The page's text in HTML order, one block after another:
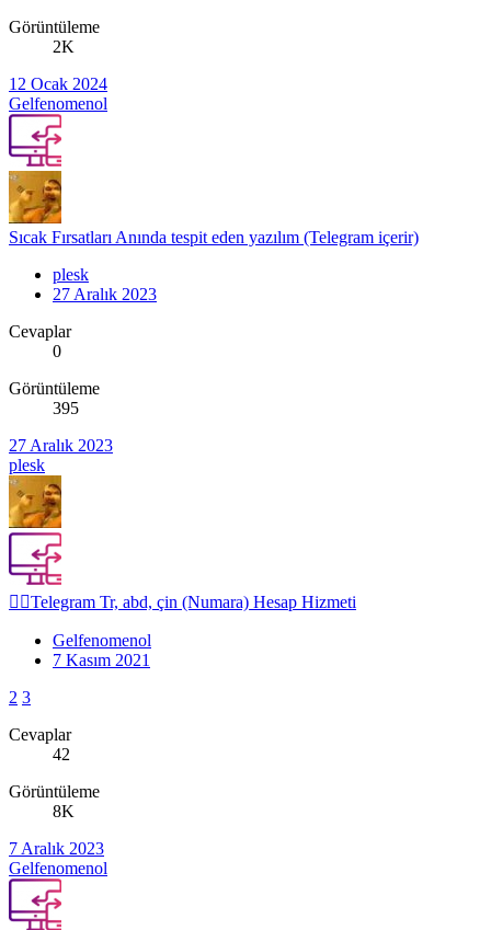
Görüntüleme
2K
12 Ocak 2024
Gelfenomenol
Sıcak Fırsatları Anında tespit eden yazılım (Telegram içerir)
plesk
27 Aralık 2023
Cevaplar
0
Görüntüleme
395
27 Aralık 2023
plesk
👉🏼Telegram Tr, abd, çin (Numara) Hesap Hizmeti
Gelfenomenol
7 Kasım 2021
2 3
Cevaplar
42
Görüntüleme
8K
7 Aralık 2023
Gelfenomenol